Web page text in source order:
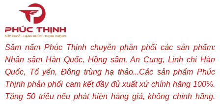
Sâm nấm Phúc Thịnh chuyên phân phối các sản phẩm:
Nhân sâm Hàn Quốc, Hồng sâm, An Cung, Linh chi Hàn
Quốc, Tổ yến, Đông trùng hạ thảo...Các sản phẩm Phúc
Thịnh phân phối cam kết đầy đủ xuất xứ chính hãng 100%.
Tặng 50 triệu nếu phát hiện hàng giả, không chính hãng.